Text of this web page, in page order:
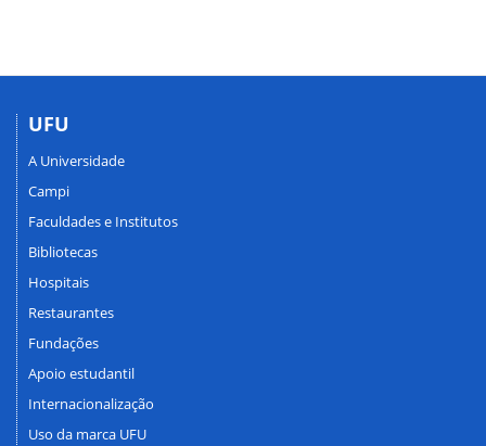
UFU
A Universidade
Campi
Faculdades e Institutos
Bibliotecas
Hospitais
Restaurantes
Fundações
Apoio estudantil
Internacionalização
Uso da marca UFU